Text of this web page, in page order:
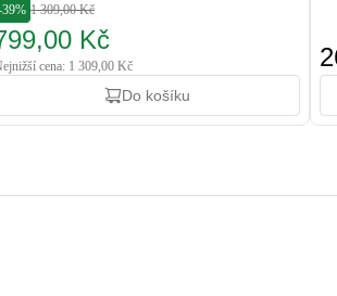
1 309,00 Kč
Kč
cena: 1 309,00 Kč
Do košíku